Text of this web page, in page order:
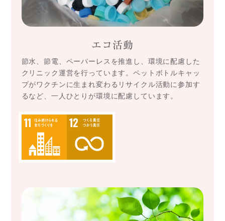
エコ活動
節水、節電、ペーパーレスを推進し、環境に配慮した
クリニック運営を行っています。ペットボトルキャッ
プがワクチンに生まれ変わるリサイクル活動に参加す
るなど、一人ひとりが環境に配慮しています。